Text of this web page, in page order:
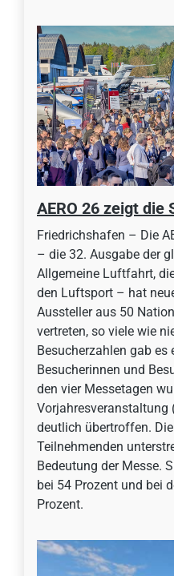
AERO 26 zeigt die
Friedrichshafen – Die
– die 32. Ausgabe der
Allgemeine Luftfahrt,
den Luftsport – hat
Aussteller aus 50
vertreten, so viele wie
Besucherzahlen gab
Besucherinnen und
den vier Messetagen
Vorjahresveranstaltung
deutlich übertroffen.
Teilnehmenden
Bedeutung der Messe.
bei 54 Prozent und bei
Prozent.